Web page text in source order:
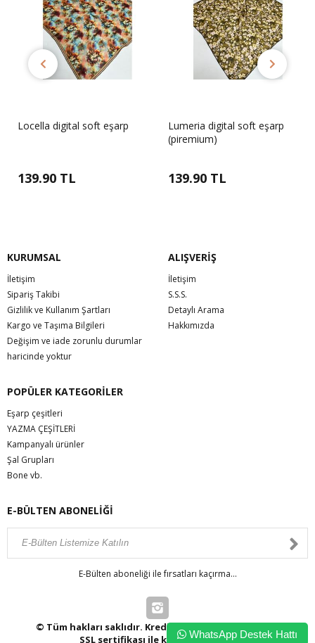
Locella digital soft eşarp
139.90 TL
Lumeria digital soft eşarp
(piremium)
139.90 TL
KURUMSAL
İletişim
Sipariş Takibi
Gizlilik ve Kullanım Şartları
Kargo ve Taşıma Bilgileri
Değişim ve iade zorunlu durumlar
haricinde yoktur
ALIŞVERİŞ
İletişim
S.S.S.
Detaylı Arama
Hakkımızda
POPÜLER KATEGORİLER
Eşarp çeşitleri
YAZMA ÇEŞİTLERİ
Kampanyalı ürünler
Şal Grupları
Bone vb.
E-BÜLTEN ABONELİĞİ
E-Bülten aboneliği ile fırsatları kaçırma...
© Tüm hakları saklıdır. Kredi kartı bilgileriniz 256bit
SSL sertifikası ile korunmaktadır.WhatsApp Destek Hattı